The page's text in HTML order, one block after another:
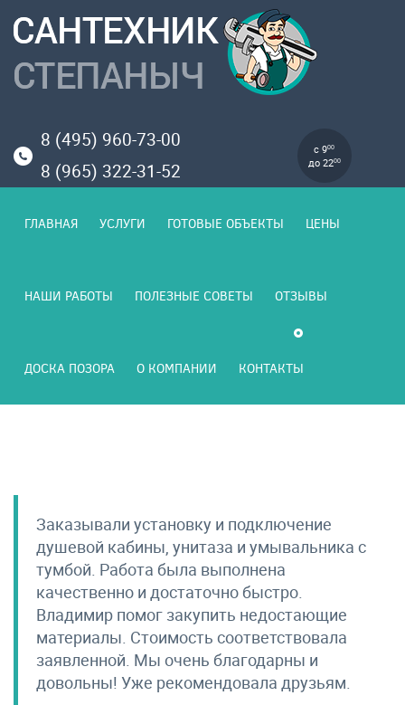
8 (495) 960-73-00
8 (965) 322-31-52
с 900
до 2200
ГЛАВНАЯ УСЛУГИ ГОТОВЫЕ ОБЪЕКТЫ ЦЕНЫ
НАШИ РАБОТЫ ПОЛЕЗНЫЕ СОВЕТЫ ОТЗЫВЫ
ДОСКА ПОЗОРА О КОМПАНИИ КОНТАКТЫ
Заказывали установку и подключение
душевой кабины, унитаза и умывальника с
тумбой. Работа была выполнена
качественно и достаточно быстро.
Владимир помог закупить недостающие
материалы. Стоимость соответствовала
заявленной. Мы очень благодарны и
довольны! Уже рекомендовала друзьям.